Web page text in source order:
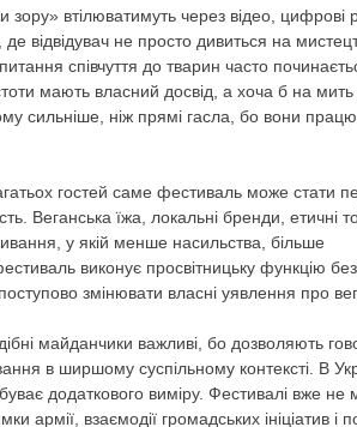
втілюватимуть через відео, цифрові
відвідувач не просто дивиться на
співчуття до тварин часто
мають власний досвід, а хоча б на мить
сильніше, ніж прямі гасла, бо вони
гостей саме фестиваль може стати
Веганська їжа, локальні бренди, етичні
у якій менше насильства, більше
виконує просвітницьку функцію без
змінювати власні уявлення про
майданчики важливі, бо дозволяють
в ширшому суспільному контексті. В
додаткового виміру. Фестивалі вже не
армії, взаємодії громадських ініціатив і